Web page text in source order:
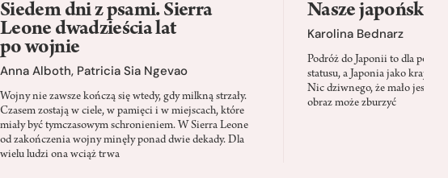
Siedem dni z psami. Sierra
Leone dwadzieścia lat
po wojnie
Anna Alboth, Patricia Sia Ngevao
Wojny nie zawsze kończą się wtedy, gdy milkną strzały.
Czasem zostają w ciele, w pamięci i w miejscach, które
miały być tymczasowym schronieniem. W Sierra Leone
od zakończenia wojny minęły ponad dwie dekady. Dla
wielu ludzi ona wciąż trwa
Nasze japońskie
Karolina Bednarz
Podróż do Japonii to dla
statusu, a Japonia jako kraj
Nic dziwnego, że mało jest
obraz może zburzyć